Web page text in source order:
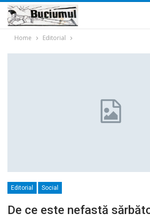
Home Editorial
Editorial Social
De ce este nefastă